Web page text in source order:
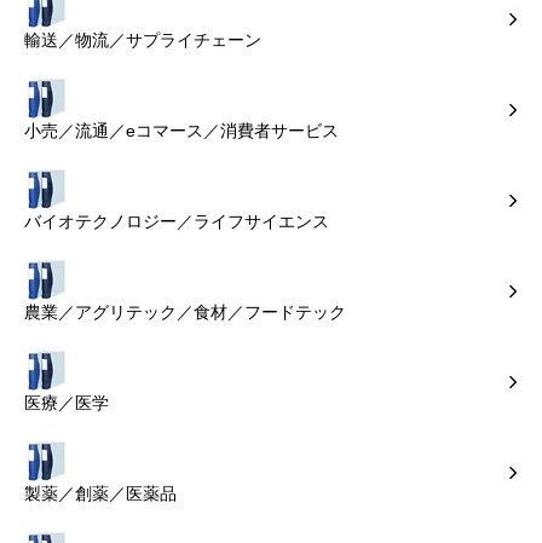
輸送／物流／サプライチェーン
小売／流通／eコマース／消費者サービス
バイオテクノロジー／ライフサイエンス
農業／アグリテック／食材／フードテック
医療／医学
製薬／創薬／医薬品